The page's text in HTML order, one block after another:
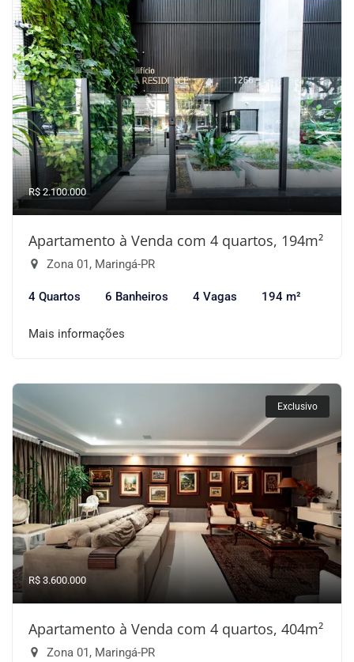
R$ 2.100.000
Apartamento à Venda com 4 quartos, 194m²
Zona 01, Maringá-PR
4 Quartos 6 Banheiros 4 Vagas 194 m²
Mais informações
Exclusivo
R$ 3.600.000
Apartamento à Venda com 4 quartos, 404m²
Zona 01, Maringá-PR